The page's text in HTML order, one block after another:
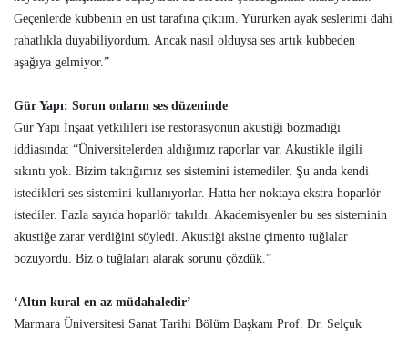
Geçenlerde kubbenin en üst tarafına çıktım. Yürürken ayak seslerimi dahi
rahatlıkla duyabiliyordum. Ancak nasıl olduysa ses artık kubbeden
aşağıya gelmiyor.”
Gür Yapı: Sorun onların ses düzeninde
Gür Yapı İnşaat yetkilileri ise restorasyonun akustiği bozmadığı
iddiasında: “Üniversitelerden aldığımız raporlar var. Akustikle ilgili
sıkıntı yok. Bizim taktığımız ses sistemini istemediler. Şu anda kendi
istedikleri ses sistemini kullanıyorlar. Hatta her noktaya ekstra hoparlör
istediler. Fazla sayıda hoparlör takıldı. Akademisyenler bu ses sisteminin
akustiğe zarar verdiğini söyledi. Akustiği aksine çimento tuğlalar
bozuyordu. Biz o tuğlaları alarak sorunu çözdük.”
‘Altın kural en az müdahaledir’
Marmara Üniversitesi Sanat Tarihi Bölüm Başkanı Prof. Dr. Selçuk